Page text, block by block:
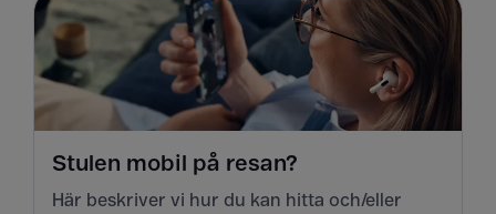
Stulen mobil på resan?
Här beskriver vi hur du kan hitta och/eller